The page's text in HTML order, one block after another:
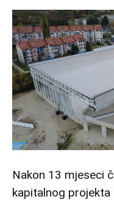
Nakon 13 mjeseci
kapitalnog